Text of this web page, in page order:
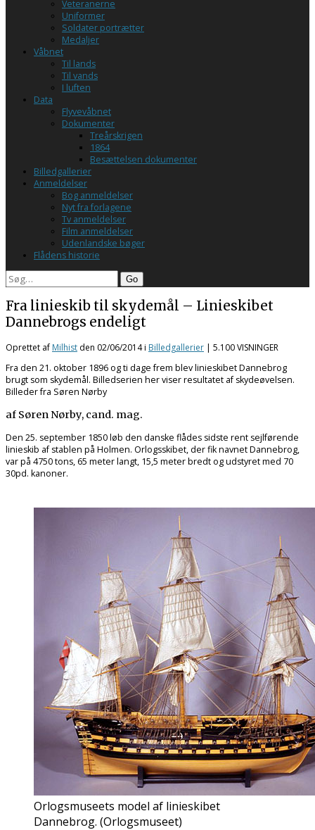
Veteranerne
Uniformer
Soldater portrætter
Medaljer
Våbnet
Til lands
Til vands
I luften
Data
Flyvevåbnet
Dokumenter
Treårskrigen
1864
Besættelsen dokumenter
Billedgallerier
Anmeldelser
Bog anmeldelser
Nyt fra forlagene
Tv anmeldelser
Film anmeldelser
Udenlandske bøger
Flådens historie
Search
Fra linieskib til skydemål – Linieskibet
Dannebrogs endeligt
Oprettet af Milhist den 02/06/2014i Billedgallerier | 5.100 VISNINGER
Fra den 21. oktober 1896 og ti dage frem blev linieskibet Dannebrog
brugt som skydemål. Billedserien her viser resultatet af skydeøvelsen.
Billeder fra Søren Nørby
af Søren Nørby, cand. mag.
Den 25. september 1850 løb den danske flådes sidste rent sejlførende
linieskib af stablen på Holmen. Orlogsskibet, der fik navnet Dannebrog,
var på 4750 tons, 65 meter langt, 15,5 meter bredt og udstyret med 70
30pd. kanoner.
Orlogsmuseets model af linieskibet
Dannebrog. (Orlogsmuseet)